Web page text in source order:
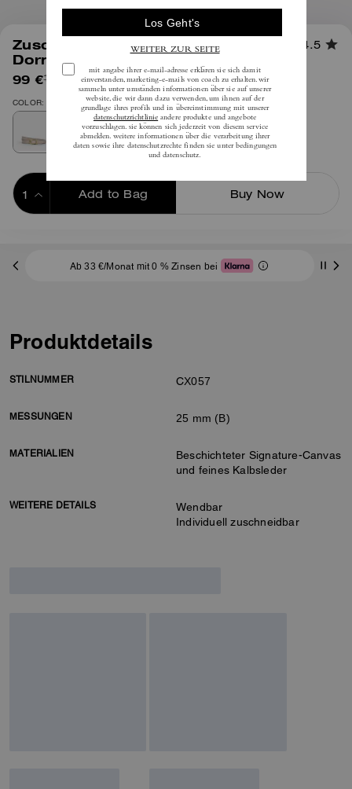
Zuschneidbarer Wendegürtel mit
Dornschließe, 25 mm
4.5
99 €150 € (34%)inkl. MwSt.
COLOR: Gold/Sand/Kreide
Add to Bag Buy Now
Ab 33 €/Monat mit 0 % Zinsen bei
Produktdetails
STILNUMMER CX057
MESSUNGEN 25 mm (B)
MATERIALIEN
Beschichteter Signature-Canvas
und feines Kalbsleder
WEITERE DETAILS
Wendbar
Individuell zuschneidbar